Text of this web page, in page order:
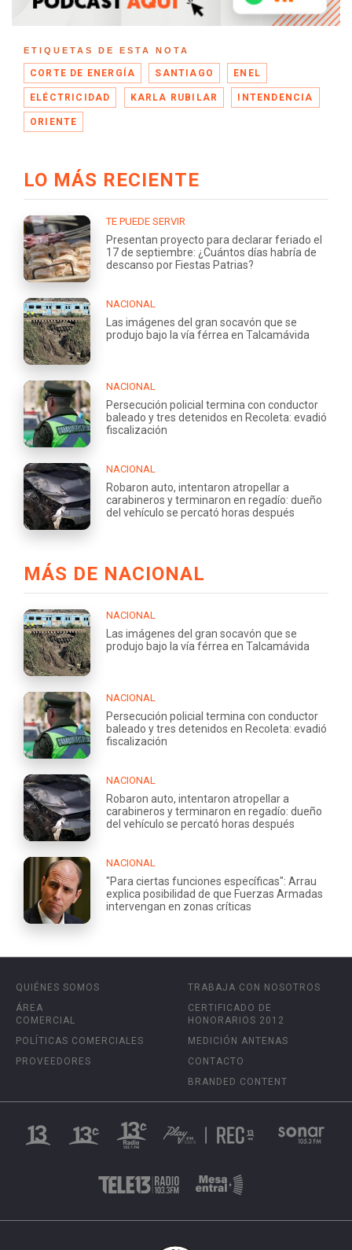
ETIQUETAS DE ESTA NOTA
CORTE DE ENERGÍA SANTIAGO ENEL
ELÉCTRICIDAD KARLA RUBILAR INTENDENCIA
ORIENTE
LO MÁS RECIENTE
TE PUEDE SERVIR
Presentan proyecto para declarar feriado el
17 de septiembre: ¿Cuántos días habría de
descanso por Fiestas Patrias?
NACIONAL
Las imágenes del gran socavón que se
produjo bajo la vía férrea en Talcamávida
NACIONAL
Persecución policial termina con conductor
baleado y tres detenidos en Recoleta: evadió
fiscalización
NACIONAL
Robaron auto, intentaron atropellar a
carabineros y terminaron en regadío: dueño
del vehículo se percató horas después
MÁS DE NACIONAL
NACIONAL
Las imágenes del gran socavón que se
produjo bajo la vía férrea en Talcamávida
NACIONAL
Persecución policial termina con conductor
baleado y tres detenidos en Recoleta: evadió
fiscalización
NACIONAL
Robaron auto, intentaron atropellar a
carabineros y terminaron en regadío: dueño
del vehículo se percató horas después
NACIONAL
"Para ciertas funciones específicas": Arrau
explica posibilidad de que Fuerzas Armadas
intervengan en zonas críticas
QUIÉNES SOMOS
ÁREA
COMERCIAL
POLÍTICAS COMERCIALES
PROVEEDORES
TRABAJA CON NOSOTROS
CERTIFICADO DE
HONORARIOS 2012
MEDICIÓN ANTENAS
CONTACTO
BRANDED CONTENT